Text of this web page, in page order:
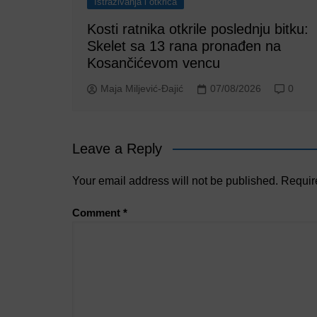
Kosti ratnika otkrile poslednju bitku:
Skelet sa 13 rana pronađen na
Kosančićevom vencu
Maja Miljević-Đajić 07/08/2026 0
Leave a Reply
Your email address will not be published.
Comment *